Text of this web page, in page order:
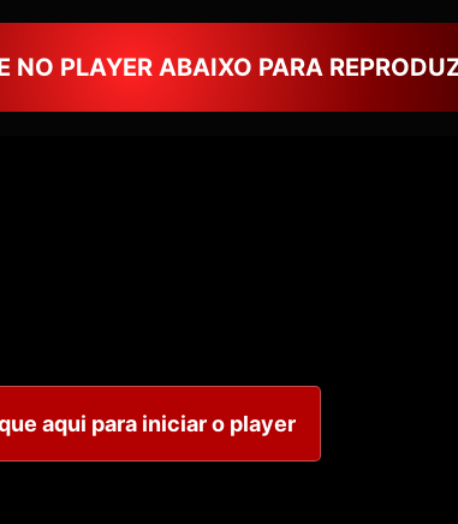
NO PLAYER ABAIXO PARA
aqui para iniciar o player